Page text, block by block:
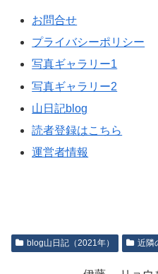
お問合せ
プライバシーポリシー
写真ギャラリー1
写真ギャラリー2
山日記blog
読者登録はこちら
運営者情報
blog山日記（2021年） 近隣